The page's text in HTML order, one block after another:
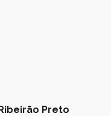
Preto